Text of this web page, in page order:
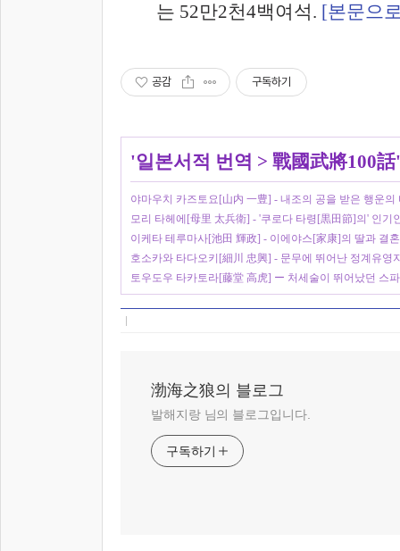
는 52만2천4백여석. [본문으
공감 구독하기
'일본서적 번역 > 戰國武將100話
야마우치 카즈토요[山内 一豊] - 내조의 공을 받은 행운
모리 타헤에[母里 太兵衛] - '쿠로다 타령[黒田節]의' 인기
이케타 테루마사[池田 輝政] - 이에야스[家康]의 딸과 결
호소카와 타다오키[細川 忠興] - 문무에 뛰어난 정계유영
토우도우 타카토라[藤堂 高虎] ー 처세술이 뛰어났던 스
渤海之狼의 블로그
발해지랑 님의 블로그입니다.
구독하기